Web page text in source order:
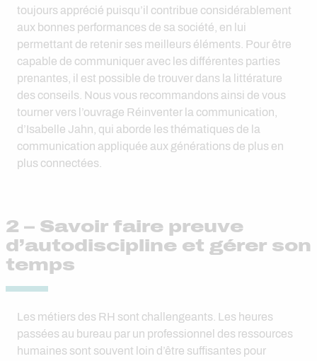
toujours apprécié puisqu’il contribue considérablement
aux bonnes performances de sa société, en lui
permettant de retenir ses meilleurs éléments. Pour être
capable de communiquer avec les différentes parties
prenantes, il est possible de trouver dans la littérature
des conseils. Nous vous recommandons ainsi de vous
tourner vers l’ouvrage Réinventer la communication,
d’Isabelle Jahn, qui aborde les thématiques de la
communication appliquée aux générations de plus en
plus connectées.
2 – Savoir faire preuve
d’autodiscipline et gérer son
temps
Les métiers des RH sont challengeants. Les heures
passées au bureau par un professionnel des ressources
humaines sont souvent loin d’être suffisantes pour